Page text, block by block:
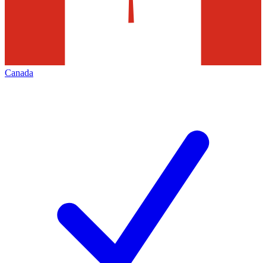
Canada